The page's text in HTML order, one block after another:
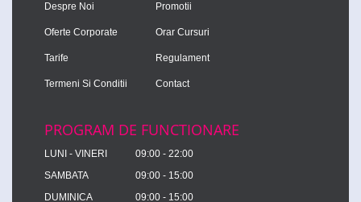
Despre Noi Promotii
Oferte Corporate Orar Cursuri
Tarife Regulament
Termeni Si Conditii Contact
PROGRAM DE FUNCTIONARE
LUNI - VINERI
09:00 - 22:00
SAMBATA
09:00 - 15:00
DUMINICA
09:00 - 15:00